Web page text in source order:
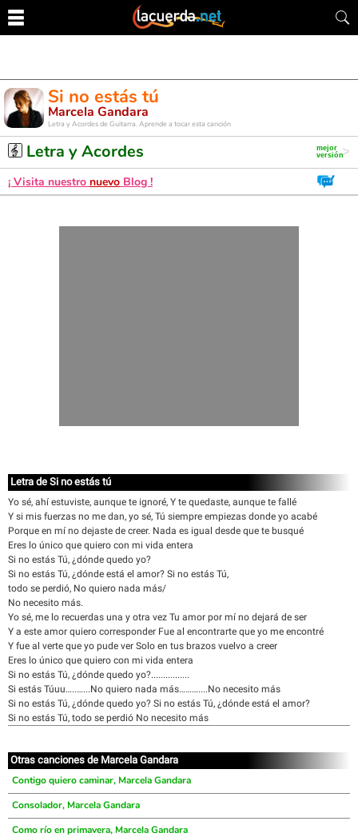
Si no estás tú
Marcela Gandara
Letra y Acordes de Guitarra. Aprende a tocar esta canción
Letra y Acordes
¡ Visita nuestro nuevo Blog !
Letra de Si no estás tú
Yo sé, ahí estuviste, aunque te ignoré, Y te quedaste, aunque te fallé
Y si mis fuerzas no me dan, yo sé, Tú siempre empiezas donde yo acabé
Porque en mí no dejaste de creer. Nada es igual desde que te busqué
Eres lo único que quiero con mi vida entera
Si no estás Tú, ¿dónde quedo yo?
Si no estás Tú, ¿dónde está el amor? Si no estás Tú,
todo se perdió, No quiero nada más/
No necesito más.
Yo sé, me lo recuerdas una y otra vez Tu amor por mí no dejará de ser
Y a este amor quiero corresponder Fue al encontrarte que yo me encontré
Y fue al verte que yo pude ver Solo en tus brazos vuelvo a creer
Eres lo único que quiero con mi vida entera
Si no estás Tú, ¿dónde quedo yo?................
Si estás Túuu…..…...No quiero nada más………....No necesito más
Si no estás Tú, ¿dónde quedo yo? Si no estás Tú, ¿dónde está el amor?
Si no estás Tú, todo se perdió No necesito más
Otras canciones de Marcela Gandara
Contigo quiero caminar, Marcela Gandara
Consolador, Marcela Gandara
Como río en primavera, Marcela Gandara